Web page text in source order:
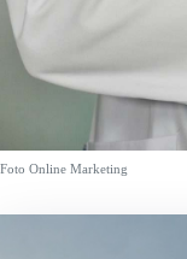
Foto Online Marketing